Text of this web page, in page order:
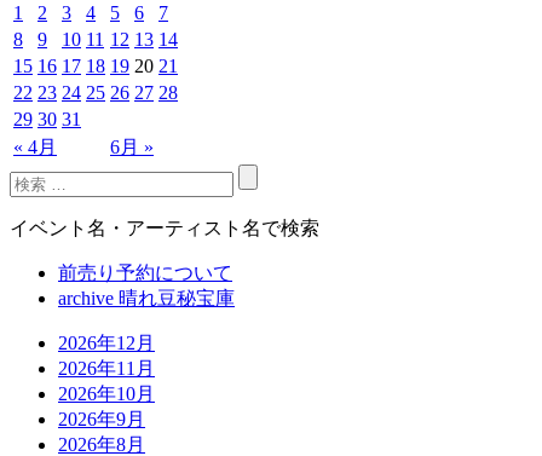
« 4月 6月 »
1 2 3 4 5 6
7
8
9 10 11 12 13 14
15 16 17 18 19 20 21
22 23 24 25 26 27 28
29 30 31
イベント名・アーティスト名で検索
前売り予約について
archive 晴れ豆秘宝庫
2026年12月
2026年11月
2026年10月
2026年9月
2026年8月